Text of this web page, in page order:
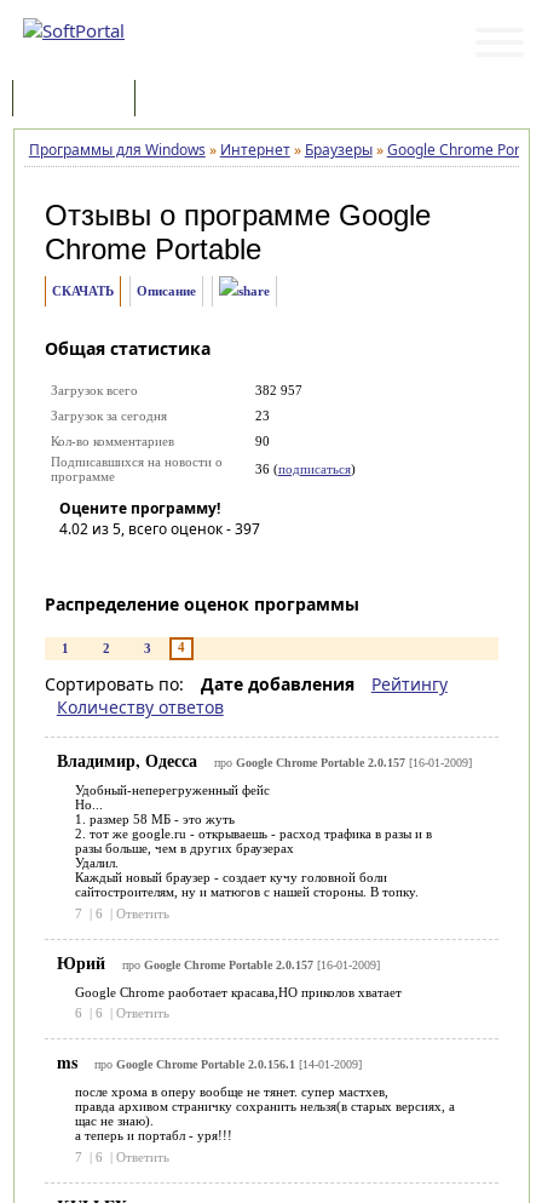
Программы для Windows » Интернет» Браузеры»Google Chrome
Отзывы о программе Google
Chrome Portable
СКАЧАТЬ Описание
Общая статистика
Загрузок всего
382 957
Загрузок за сегодня
23
Кол-во комментариев
90
Подписавшихся на новости о
программе
36 (подписаться)
Оцените программу!
4.02из 5, всего оценок -397
Распределение оценок программы
1 2 3 4
Сортировать по: Дате добавления
Рейтингу
Количеству ответов
Владимир, Одесса про Google Chrome Portable 2.0.157[16-01-2009]
Удобный-неперегруженный фейс
Но...
1. размер 58 МБ - это жуть
2. тот же google.ru - открываешь - расход трафика в разы и в
разы больше, чем в других браузерах
Удалил.
Каждый новый браузер - создает кучу головной боли
сайтостроителям, ну и матюгов с нашей стороны. В топку.
7
| 6 | Ответить
Юрий про Google Chrome Portable 2.0.157[16-01-2009]
Google Chrome раоботает красава,НО приколов хватает
6
| 6 | Ответить
ms про Google Chrome Portable 2.0.156.1 [14-01-2009]
после хрома в оперу вообще не тянет. супер мастхев,
правда архивом страничку сохранить нельзя(в старых версиях, а
щас не знаю).
а теперь и портабл - уря!!!
7
| 6 | Ответить